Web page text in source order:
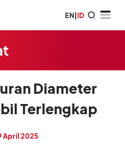
EN|ID
Diameter
Terlengkap
April 2025